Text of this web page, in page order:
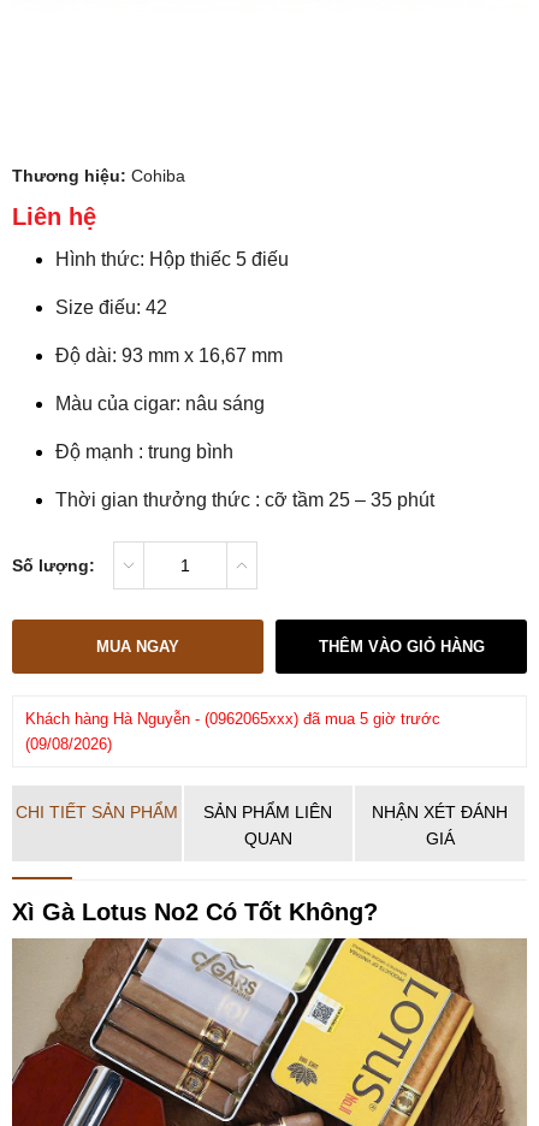
Thương hiệu: Cohiba
Liên hệ
Hình thức: Hộp thiếc 5 điếu
Size điếu: 42
Độ dài: 93 mm x 16,67 mm
Màu của cigar: nâu sáng
Độ mạnh : trung bình
Thời gian thưởng thức : cỡ tầm 25 – 35 phút
Số lượng:
MUA NGAY THÊM VÀO GIỎ HÀNG
Khách hàng Hà Nguyễn - (0962065xxx) đã mua 5 giờ trước
(09/08/2026)
CHI TIẾT SẢN PHẨM
SẢN PHẨM LIÊN
QUAN
NHẬN XÉT ĐÁNH
GIÁ
Xì Gà Lotus No2 Có Tốt Không?